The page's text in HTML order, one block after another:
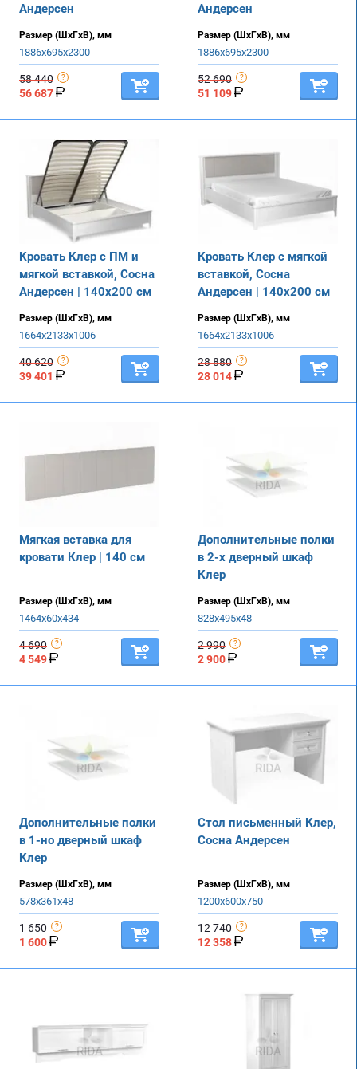
Андерсен
Размер (ШхГхВ), мм
1886х695х2300
58 440
56 687
Андерсен
Размер (ШхГхВ), мм
1886х695х2300
52 690
51 109
Кровать Клер с ПМ и
мягкой вставкой, Сосна
Андерсен | 140х200 см
Размер (ШхГхВ), мм
1664х2133х1006
40 620
39 401
Кровать Клер с мягкой
вставкой, Сосна
Андерсен | 140х200 см
Размер (ШхГхВ), мм
1664х2133х1006
28 880
28 014
Мягкая вставка для
кровати Клер | 140 см
Размер (ШхГхВ), мм
1464х60х434
4 690
4 549
Дополнительные полки
в 2-х дверный шкаф
Клер
Размер (ШхГхВ), мм
828х495х48
2 990
2 900
Дополнительные полки
в 1-но дверный шкаф
Клер
Размер (ШхГхВ), мм
578х361х48
1 650
1 600
Стол письменный Клер,
Сосна Андерсен
Размер (ШхГхВ), мм
1200х600х750
12 740
12 358